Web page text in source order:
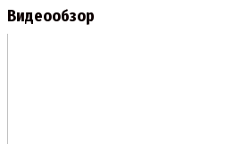
Видеообзор